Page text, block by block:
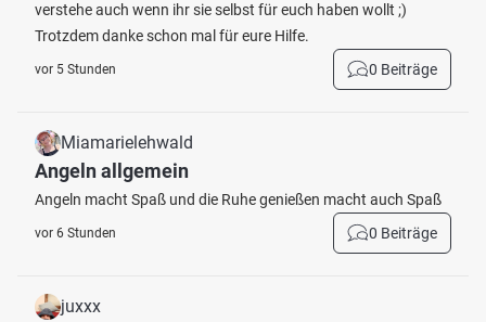
verstehe auch wenn ihr sie selbst für euch haben wollt ;)
Trotzdem danke schon mal für eure Hilfe.
vor 5 Stunden 0 Beiträge
Miamarielehwald
Angeln allgemein
Angeln macht Spaß und die Ruhe genießen macht auch Spaß
vor 6 Stunden 0 Beiträge
juxxx